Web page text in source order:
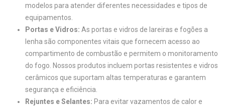
modelos para atender diferentes necessidades e tipos de
equipamentos.
Portas e Vidros: As portas e vidros de lareiras e fogões a
lenha são componentes vitais que fornecem acesso ao
compartimento de combustão e permitem o monitoramento
do fogo. Nossos produtos incluem portas resistentes e vidros
cerâmicos que suportam altas temperaturas e garantem
segurança e eficiência.
Rejuntes e Selantes: Para evitar vazamentos de calor e